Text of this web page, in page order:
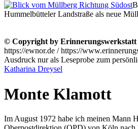
Hummelbütteler Landstraße als neue
© Copyright by Erinnerungswerkstatt
https://ewnor.de / https://
Ausdruck nur als Leseprobe zum
Katharina Dreysel
Monte Klamott
Im August 1972 habe ich meinen Mann